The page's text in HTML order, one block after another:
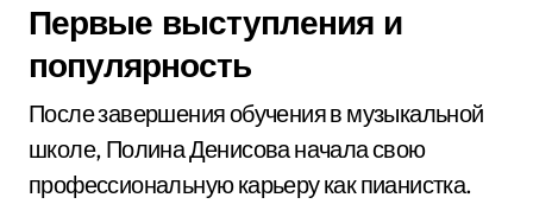
Первые выступления и
популярность
После завершения обучения в музыкальной
школе, Полина Денисова начала свою
профессиональную карьеру как пианистка.